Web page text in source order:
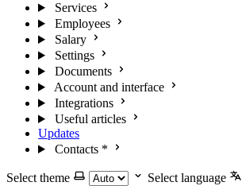
Services
Employees
Salary
Settings
Documents
Account and interface
Integrations
Useful articles
Updates
Contacts *
Select theme Select language